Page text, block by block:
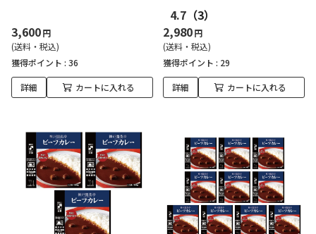
3,600円
(送料・税込)
獲得ポイント : 36
詳細 カートに入れる
4.7 （3）
2,980円
(送料・税込)
獲得ポイント : 29
詳細 カートに入れる